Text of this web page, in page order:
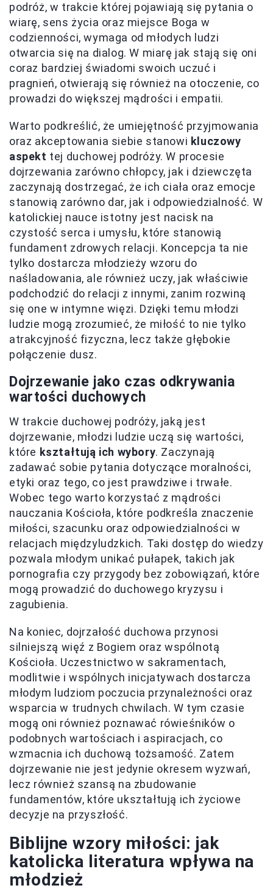
podróż, w trakcie której pojawiają się pytania o
wiarę, sens życia oraz miejsce Boga w
codzienności, wymaga od młodych ludzi
otwarcia się na dialog. W miarę jak stają się oni
coraz bardziej świadomi swoich uczuć i
pragnień, otwierają się również na otoczenie, co
prowadzi do większej mądrości i empatii.
Warto podkreślić, że umiejętność przyjmowania
oraz akceptowania siebie stanowi kluczowy
aspekt tej duchowej podróży. W procesie
dojrzewania zarówno chłopcy, jak i dziewczęta
zaczynają dostrzegać, że ich ciała oraz emocje
stanowią zarówno dar, jak i odpowiedzialność. W
katolickiej nauce istotny jest nacisk na
czystość serca i umysłu, które stanowią
fundament zdrowych relacji. Koncepcja ta nie
tylko dostarcza młodzieży wzoru do
naśladowania, ale również uczy, jak właściwie
podchodzić do relacji z innymi, zanim rozwiną
się one w intymne więzi. Dzięki temu młodzi
ludzie mogą zrozumieć, że miłość to nie tylko
atrakcyjność fizyczna, lecz także głębokie
połączenie dusz.
Dojrzewanie jako czas odkrywania
wartości duchowych
W trakcie duchowej podróży, jaką jest
dojrzewanie, młodzi ludzie uczą się wartości,
które kształtują ich wybory. Zaczynają
zadawać sobie pytania dotyczące moralności,
etyki oraz tego, co jest prawdziwe i trwałe.
Wobec tego warto korzystać z mądrości
nauczania Kościoła, które podkreśla znaczenie
miłości, szacunku oraz odpowiedzialności w
relacjach międzyludzkich. Taki dostęp do wiedzy
pozwala młodym unikać pułapek, takich jak
pornografia czy przygody bez zobowiązań, które
mogą prowadzić do duchowego kryzysu i
zagubienia.
Na koniec, dojrzałość duchowa przynosi
silniejszą więź z Bogiem oraz wspólnotą
Kościoła. Uczestnictwo w sakramentach,
modlitwie i wspólnych inicjatywach dostarcza
młodym ludziom poczucia przynależności oraz
wsparcia w trudnych chwilach. W tym czasie
mogą oni również poznawać rówieśników o
podobnych wartościach i aspiracjach, co
wzmacnia ich duchową tożsamość. Zatem
dojrzewanie nie jest jedynie okresem wyzwań,
lecz również szansą na zbudowanie
fundamentów, które ukształtują ich życiowe
decyzje na przyszłość.
Biblijne wzory miłości: jak
katolicka literatura wpływa na
młodzież